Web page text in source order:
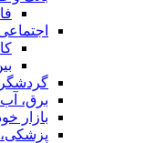
برق،
بازار